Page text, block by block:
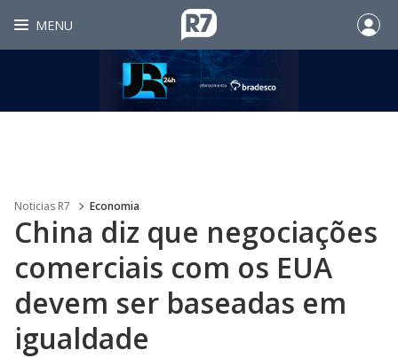
MENU
Noticias R7 Economia
China diz que negociações
comerciais com os EUA
devem ser baseadas em
igualdade